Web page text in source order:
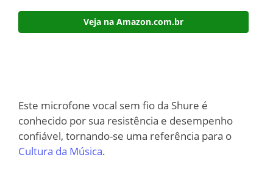
Veja na Amazon.com.br
Este microfone vocal sem fio da Shure é
conhecido por sua resistência e desempenho
confiável, tornando-se uma referência para o
Cultura da Música.